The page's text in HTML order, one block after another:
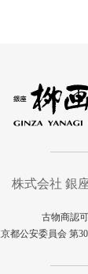
株式会社 銀
古物商認
都公安委員会 第